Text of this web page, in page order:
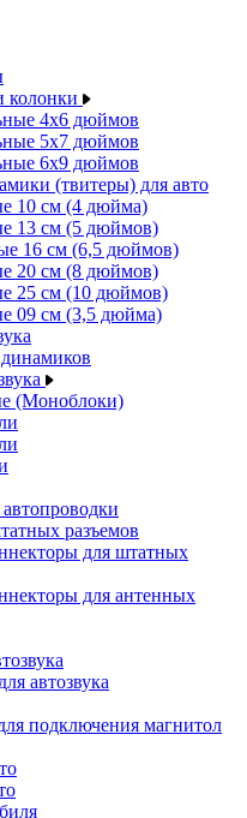
колонки
4x6 дюймов
5x7 дюймов
6x9 дюймов
(твитеры) для авто
10 см (4 дюйма)
13 см (5 дюймов)
16 см (6,5 дюймов)
20 см (8 дюймов)
25 см (10 дюймов)
09 см (3,5 дюйма)
(Моноблоки)
разъемов
для штатных
для антенных
автозвука
подключения магнитол